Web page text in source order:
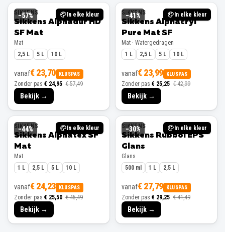
−57% In elke kleur
SIKKENS
Sikkens Alphadur HD
SF Mat
Mat
2,5 L
5 L 10 L
vanaf€ 23,70 KLUSPAS
Zonder pas € 24,95 € 57,49
Bekijk →
−41% In elke kleur
SIKKENS
Sikkens Alphacryl
Pure Mat SF
Mat · Watergedragen
1 L
2,5 L 5 L 10 L
vanaf€ 23,99 KLUSPAS
Zonder pas € 25,25 € 42,99
Bekijk →
−44% In elke kleur
SIKKENS
Sikkens Alphatex SF
Mat
Mat
1 L
2,5 L 5 L 10 L
vanaf€ 24,23 KLUSPAS
Zonder pas € 25,50 € 45,49
Bekijk →
−30% In elke kleur
SIKKENS
Sikkens Rubbol EPS
Glans
Glans
500 ml
1 L 2,5 L
vanaf€ 27,79 KLUSPAS
Zonder pas € 29,25 € 41,49
Bekijk →